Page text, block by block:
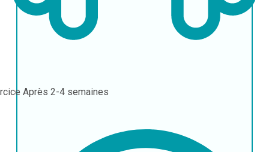
Après 2-4 semaines